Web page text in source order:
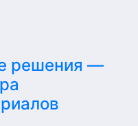
решения —